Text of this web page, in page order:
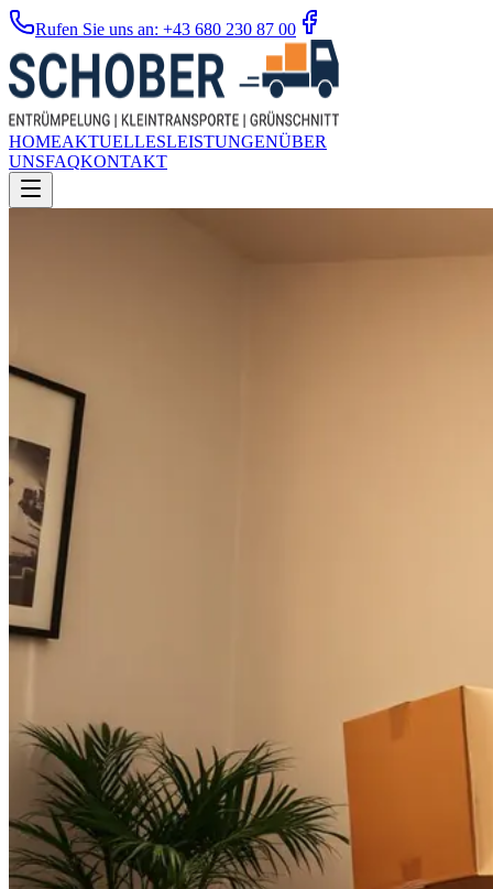
Rufen Sie uns an: +43 680 230 87 00
HOMEAKTUELLESLEISTUNGENÜBER
UNSFAQKONTAKT